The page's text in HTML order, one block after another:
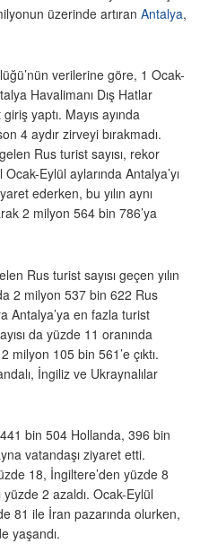
üzerinde artıran Antalya,
verilerine göre, 1 Ocak-
Havalimanı Dış Hatlar
yaptı. Mayıs ayında
4 aydır zirveyi bırakmadı.
Rus turist sayısı, rekor
Eylül aylarında Antalya’yı
ederken, bu yılın aynı
2 milyon 564 bin 786’ya
Rus turist sayısı geçen yılın
2 milyon 537 bin 622 Rus
Antalya’ya en fazla turist
da yüzde 11 oranında
105 bin 561’e çıktı.
İngiliz ve Ukraynalılar
bin 504 Hollanda, 396 bin
vatandaşı ziyaret etti.
18, İngiltere’den yüzde 8
2 azaldı. Ocak-Eylül
81 ile İran pazarında olurken,
yaşandı.